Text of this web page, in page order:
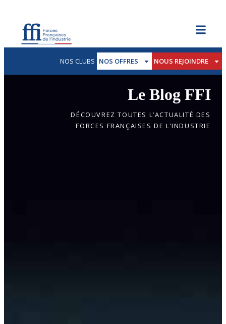
NOS CLUBS NOS OFFRES NOUS REJOINDRE
Le Blog FFI
DÉCOUVREZ TOUTES L’ACTUALITÉ DES
FORCES FRANÇAISES DE L’INDUSTRIE